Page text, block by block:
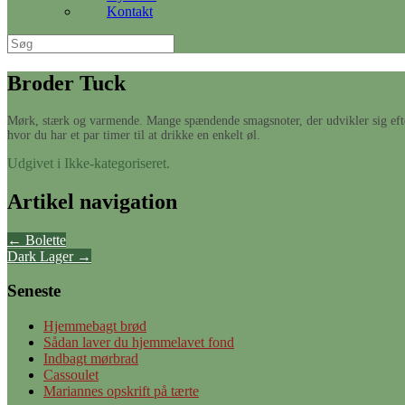
Kontakt
Søg
efter:
Broder Tuck
Mørk, stærk og varmende. Mange spændende smagsnoter, der udvikler sig
hvor du har et par timer til at drikke en enkelt øl.
Udgivet i Ikke-kategoriseret.
Artikel navigation
← Bolette
Dark Lager →
Seneste
Hjemmebagt brød
Sådan laver du hjemmelavet fond
Indbagt mørbrad
Cassoulet
Mariannes opskrift på tærte